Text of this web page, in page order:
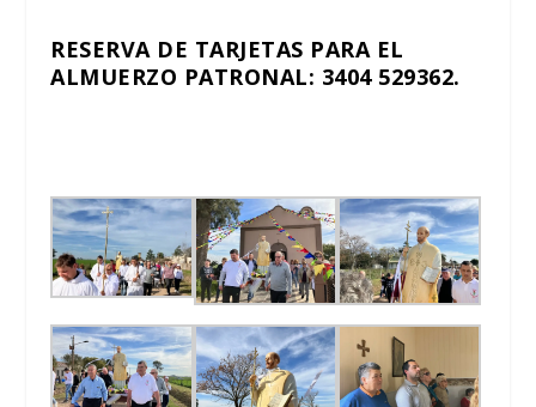
RESERVA DE TARJETAS PARA EL
ALMUERZO PATRONAL: 3404 529362.